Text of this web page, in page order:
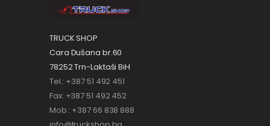
TRUCK SHOP
Cara Dušana br.60
78252 Trn-Laktaši BiH
Tel.: +387 51 492 451
Fax: +387 51 492 452
Mob.: +387 66 838 888